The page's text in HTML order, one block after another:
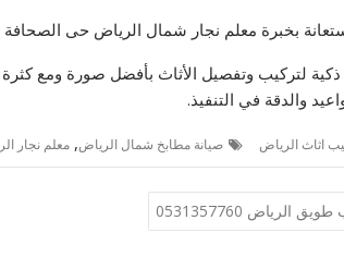
بخبرة معلم نجار شمال الرياض حى الصحافة
ذكية لتركيب وتفصيل الأثاث بأفضل صورة ومع
والدقة في التنفيذ.
اثاث الرياض صيانة مطابخ شمال الرياض, معلم نجار
الرياض 0531357760